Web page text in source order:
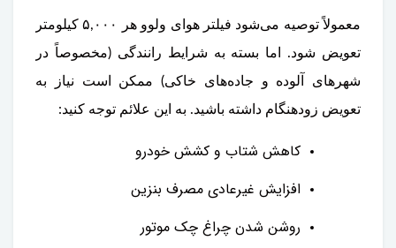
معمولاً توصیه می‌شود فیلتر هوای ولوو هر ۵,۰۰۰ کیلومتر
تعویض شود. اما بسته به شرایط رانندگی (مخصوصاً در
شهرهای آلوده و جاده‌های خاکی) ممکن است نیاز به
تعویض زودهنگام داشته باشید. به این علائم توجه کنید:
کاهش شتاب و کشش خودرو
افزایش غیرعادی مصرف بنزین
روشن شدن چراغ چک موتور